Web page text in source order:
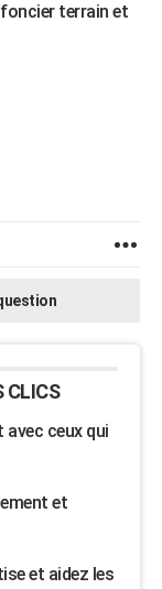
terrain et
CLICS
ceux qui
et
et aidez les